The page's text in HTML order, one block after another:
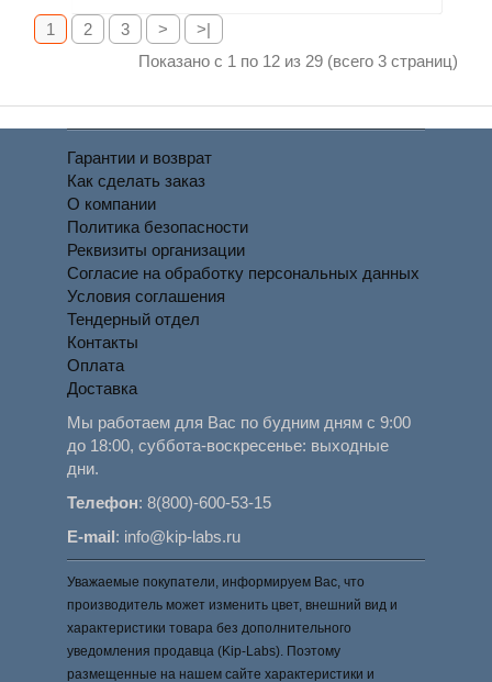
1 2 3 >
>|
Показано с 1 по 12 из 29 (всего 3 страниц)
Гарантии и возврат
Как сделать заказ
О компании
Политика безопасности
Реквизиты организации
Согласие на обработку персональных данных
Условия соглашения
Тендерный отдел
Контакты
Оплата
Доставка
Мы работаем для Вас по будним дням с 9:00
до 18:00, суббота-воскресенье: выходные
дни.
Телефон:8(800)-600-53-15
E-mail: info@kip-labs.ru
Уважаемые покупатели, информируем Вас, что
производитель может изменить цвет, внешний вид и
характеристики товара без дополнительного
уведомления продавца (Kip-Labs). Поэтому
размещенные на нашем сайте характеристики и